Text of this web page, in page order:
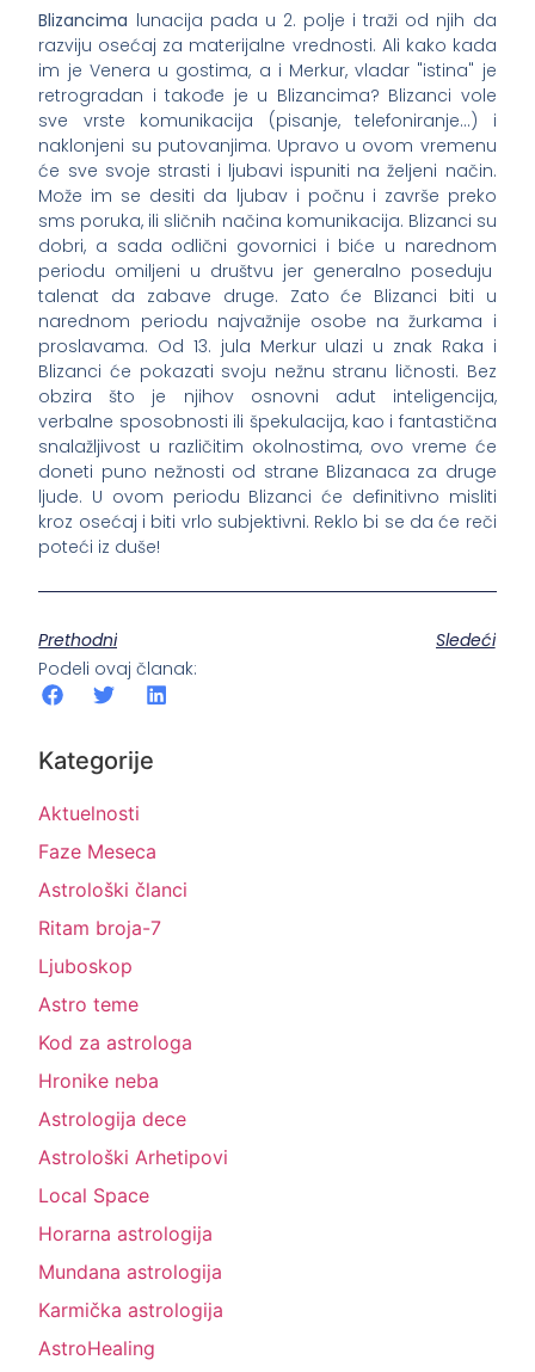
Blizancima lunacija pada u 2. polje i traži od njih da
razviju osećaj za materijalne vrednosti. Ali kako kada
im je Venera u gostima, a i Merkur, vladar "istina" je
retrogradan i takođe je u Blizancima? Blizanci vole
sve vrste komunikacija (pisanje, telefoniranje…) i
naklonjeni su putovanjima. Upravo u ovom vremenu
će sve svoje strasti i ljubavi ispuniti na željeni način.
Može im se desiti da ljubav i počnu i završe preko
sms poruka, ili sličnih načina komunikacija. Blizanci su
dobri, a sada odlični govornici i biće u narednom
periodu omiljeni u društvu jer generalno poseduju
talenat da zabave druge. Zato će Blizanci biti u
narednom periodu najvažnije osobe na žurkama i
proslavama. Od 13. jula Merkur ulazi u znak Raka i
Blizanci će pokazati svoju nežnu stranu ličnosti. Bez
obzira što je njihov osnovni adut inteligencija,
verbalne sposobnosti ili špekulacija, kao i fantastična
snalažljivost u različitim okolnostima, ovo vreme će
doneti puno nežnosti od strane Blizanaca za druge
ljude. U ovom periodu Blizanci će definitivno misliti
kroz osećaj i biti vrlo subjektivni. Reklo bi se da će reči
poteći iz duše!
Prethodni
Sledeći
Podeli ovaj članak:
Kategorije
Aktuelnosti
Faze Meseca
Astrološki članci
Ritam broja-7
Ljuboskop
Astro teme
Kod za astrologa
Hronike neba
Astrologija dece
Astrološki Arhetipovi
Local Space
Horarna astrologija
Mundana astrologija
Karmička astrologija
AstroHealing